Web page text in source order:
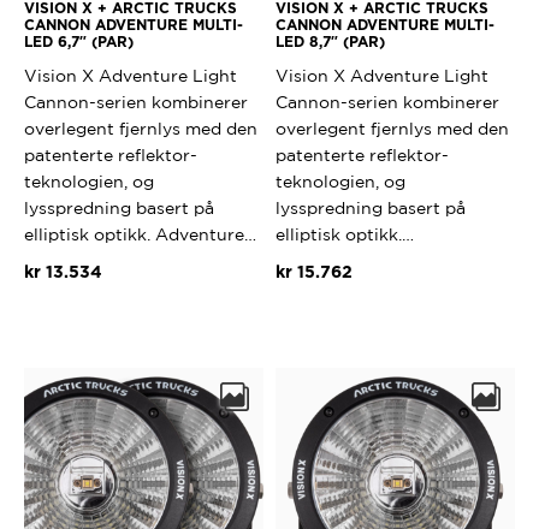
VISION X + ARCTIC TRUCKS
CANNON ADVENTURE MULTI-
LED 6,7″ (PAR)
Vision X Adventure Light
Cannon-serien kombinerer
overlegent fjernlys med den
patenterte reflektor-
teknologien, og
lysspredning basert på
elliptisk optikk. Adventure…
kr13.534
VISION X + ARCTIC TRUCKS
CANNON ADVENTURE MULTI-
LED 8,7″ (PAR)
Vision X Adventure Light
Cannon-serien kombinerer
overlegent fjernlys med den
patenterte reflektor-
teknologien, og
lysspredning basert på
elliptisk optikk.…
kr 15.762